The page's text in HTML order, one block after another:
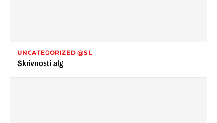
UNCATEGORIZED @SL
Skrivnosti alg